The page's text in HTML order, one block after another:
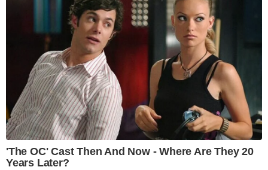
'The OC' Cast Then And Now - Where Are They 20
Years Later?